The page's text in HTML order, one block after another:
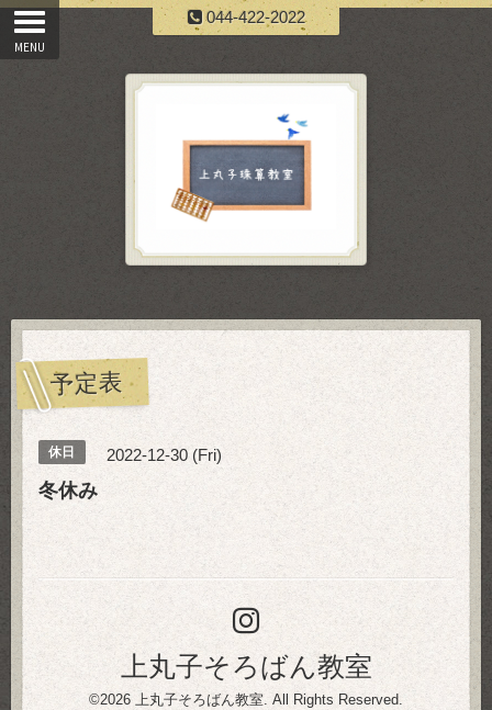
044-422-2022
予定表
休日 2022-12-30 (Fri)
冬休み
上丸子そろばん教室
©2026 上丸子そろばん教室 . All Rights Reserved.